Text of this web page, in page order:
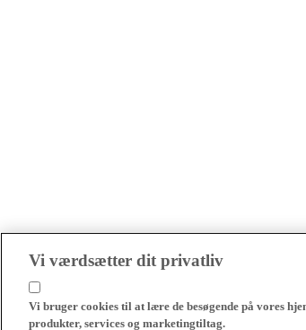
Vi værdsætter dit privatliv
Vi bruger cookies til at lære de besøgende på vores
produkter, services og marketingtiltag.